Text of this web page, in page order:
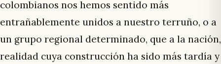
colombianos nos hemos sentido más
entrañablemente unidos a nuestro terruño, o a
un grupo regional determinado, que a la nación,
realidad cuya construcción ha sido más tardía y